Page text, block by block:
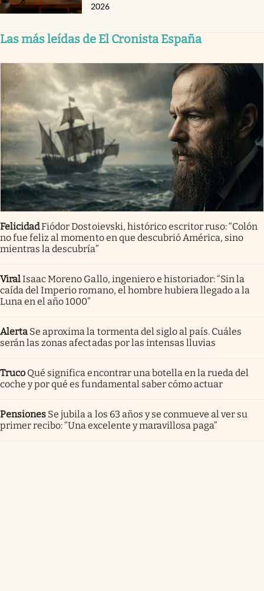
2026
Las más leídas de El Cronista España
FelicidadFiódor Dostoievski, histórico escritor ruso: “Colón
no fue feliz al momento en que descubrió América, sino
mientras la descubría”
ViralIsaac Moreno Gallo, ingeniero e historiador: “Sin la
caída del Imperio romano, el hombre hubiera llegado a la
Luna en el año 1000”
Alerta Se aproxima la tormenta del siglo al país. Cuáles
serán las zonas afectadas por las intensas lluvias
Truco Qué significa encontrar una botella en la rueda del
coche y por qué es fundamental saber cómo actuar
Pensiones Se jubila a los 63 años y se conmueve al ver su
primer recibo: “Una excelente y maravillosa paga”